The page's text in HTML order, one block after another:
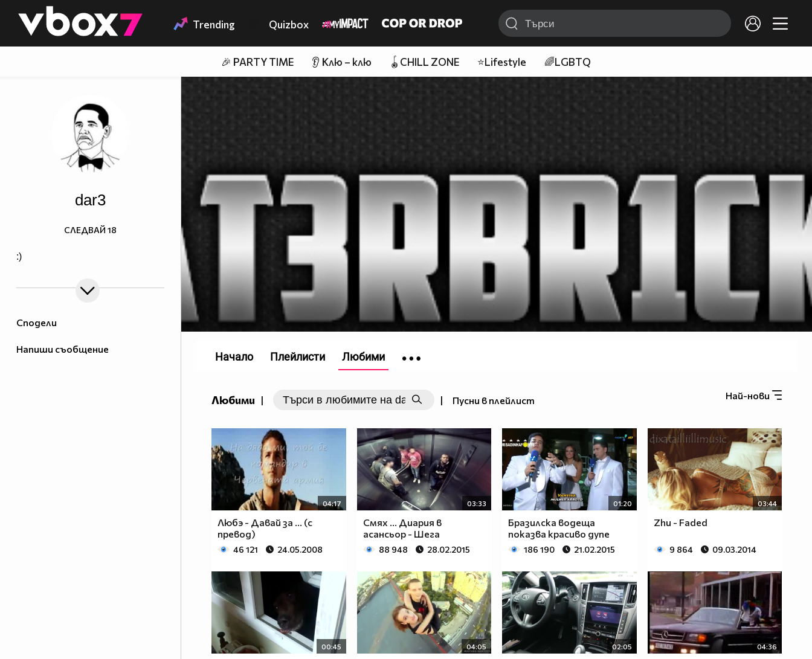
👾 Trending Quizbox
🎉 PARTY TIME 👂 Клю – клю 🪀CHILL ZONE ⭐Lifestyle 🌈LGBTQ
Сподели
Напиши съобщение
dar3
:)
СЛЕДВАЙ 18
Любими | | Пусни в плейлист Най-нови
04:17
Любэ - Давай за ... (с
превод)
46 121 24.05.2008
03:33
Смях ... Диария в
асансьор - Шега
88 948 28.02.2015
01:20
Бразилска водеща
показва красиво дупе
186 190 21.02.2015
03:44
Zhu - Faded
9 864 09.03.2014
00:45 04:05 02:05 04:36
Начало Плейлисти Любими